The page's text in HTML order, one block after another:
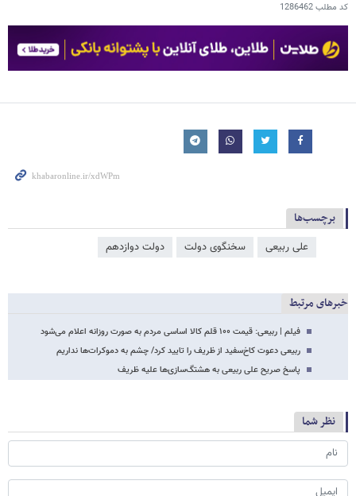
کد مطلب1286462
برچسب‌ها
علی ربیعی سخنگوی دولت دولت دوازدهم
خبرهای مرتبط
فیلم | ربیعی: قیمت ۱۰۰ قلم کالا اساسی مردم به صورت روزانه اعلام می‌شود
ربیعی دعوت کاخ‌سفید از ظریف را تایید کرد/ چشم به دموکرات‌ها نداریم
پاسخ صریح علی ربیعی به هشتگ‌سازی‌ها علیه ظریف
نظر شما